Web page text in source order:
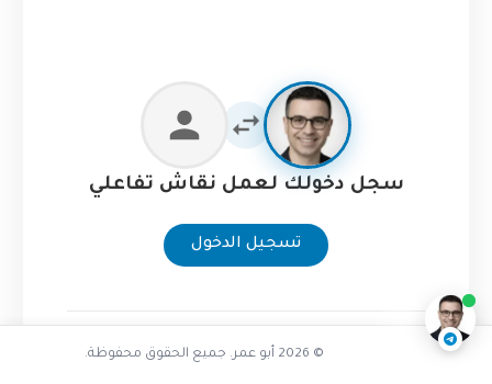
سجل دخولك لعمل نقاش تفاعلي
تسجيل الدخول
كافة المحادثات خاصة ولا يتم عرضها على الموقع نهائياً
@AbuOmarTech_bot
© 2026 أبو عمر. جميع الحقوق محفوظة.